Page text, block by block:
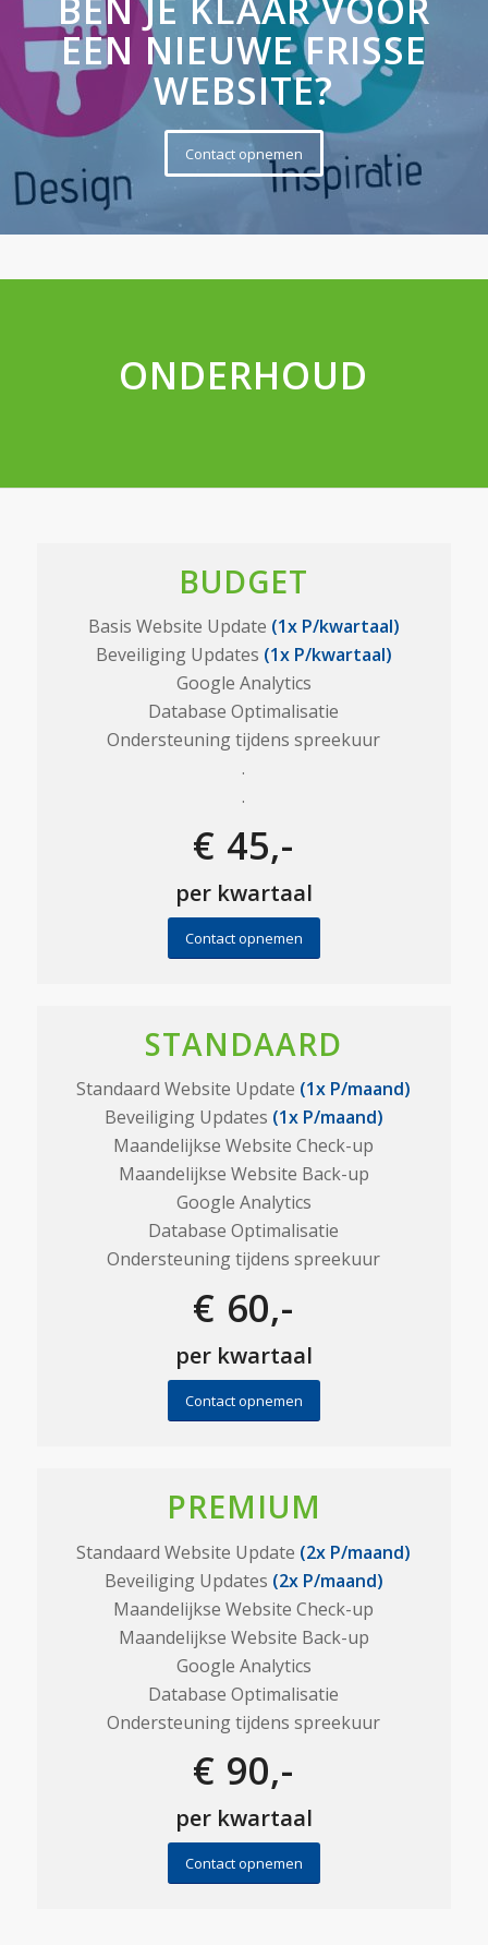
EEN NIEUWE FRISSE
WEBSITE?
Contact opnemen
ONDERHOUD
BUDGET
Basis Website Update (1x P/kwartaal)
Beveiliging Updates (1x P/kwartaal)
Google Analytics
Database Optimalisatie
Ondersteuning tijdens spreekuur
.
.
€ 45,-
per kwartaal
Contact opnemen
STANDAARD
Standaard Website Update (1x P/maand)
Beveiliging Updates (1x P/maand)
Maandelijkse Website Check-up
Maandelijkse Website Back-up
Google Analytics
Database Optimalisatie
Ondersteuning tijdens spreekuur
€ 60,-
per kwartaal
Contact opnemen
PREMIUM
Standaard Website Update (2x P/maand)
Beveiliging Updates (2x P/maand)
Maandelijkse Website Check-up
Maandelijkse Website Back-up
Google Analytics
Database Optimalisatie
Ondersteuning tijdens spreekuur
€ 90,-
per kwartaal
Contact opnemen